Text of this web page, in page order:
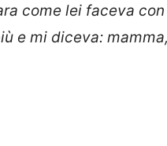
come lei faceva
e mi diceva: